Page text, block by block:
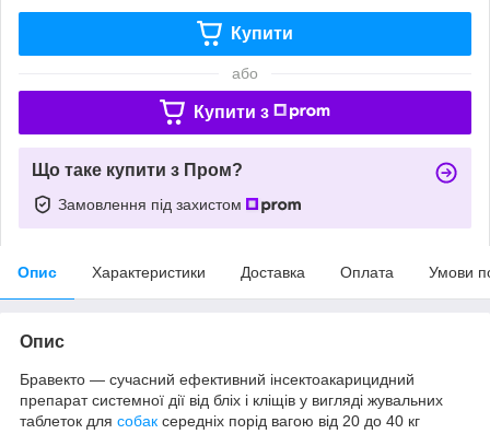
Купити
або
Купити з
Що таке купити з Пром?
Замовлення під захистом
Опис Характеристики Доставка Оплата Умови
Опис
Бравекто — сучасний ефективний інсектоакарицидний
препарат системної дії від бліх і кліщів у вигляді жувальних
таблеток для собак середніх порід вагою від 20 до 40 кг